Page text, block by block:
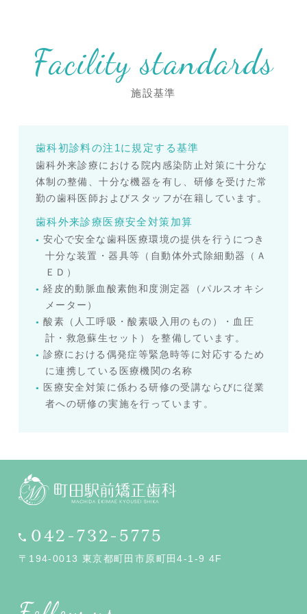
施設基準
Facility standards
歯科初診料の注1に規定する基準
歯科外来診療における院内感染防止対策に十分な
体制の整備、十分な機器を有し、研修を受けた常
勤の歯科医師およびスタッフが在籍しています。
歯科外来診療医療安全対策加算
安心で安全な歯科医療環境の提供を行うにつき
十分な装置・器具等（自動体外式除細動器（Ａ
ＥＤ）
経皮的動脈血酸素飽和度測定器（パルスオキシ
メーター）
酸素（人工呼吸・酸素吸入用のもの）・血圧
計・救急蘇生セット）を整備しています。
診療における偶発症等緊急時等に対応するため
に連携している医療機関の名称
医療安全対策に係わる研修の受講ならびに従業
者への研修の実施を行っています。
042-732-5775
〒194-0013 東京都町田市原町田4-1-9 4F